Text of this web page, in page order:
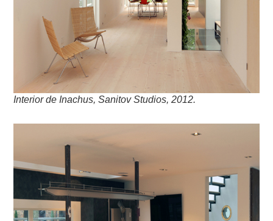
Interior de Inachus, Sanitov Studios, 2012.